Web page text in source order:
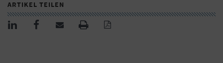
ARTIKEL TEILEN